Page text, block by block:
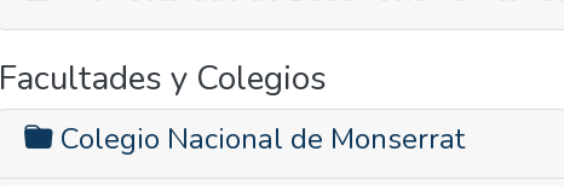
Facultades y Colegios
Colegio Nacional de Monserrat